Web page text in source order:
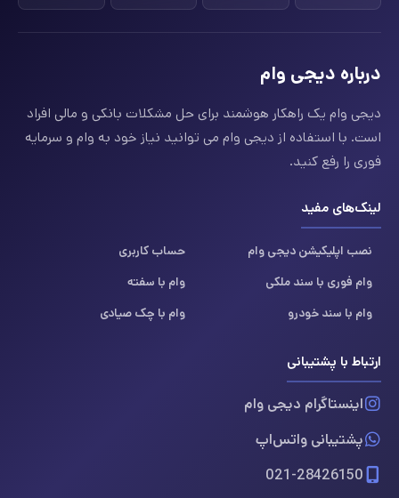
درباره دیجی وام
دیجی وام یک راهکار هوشمند برای حل مشکلات بانکی و مالی افراد
است. با استفاده از دیجی وام می توانید نیاز خود به وام و سرمایه
فوری را رفع کنید.
لینک‌های مفید
نصب اپلیکیشن دیجی وام
حساب کاربری
وام فوری با سند ملکی
وام با سفته
وام با سند خودرو
وام با چک صیادی
ارتباط با پشتیبانی
اینستاگرام دیجی وام
پشتیبانی واتس‌اپ
021-28426150